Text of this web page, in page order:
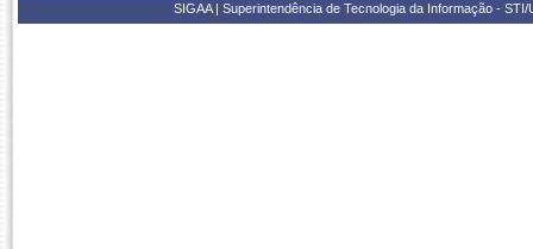
SIGAA | Superintendência de Tecnologia da Informação -